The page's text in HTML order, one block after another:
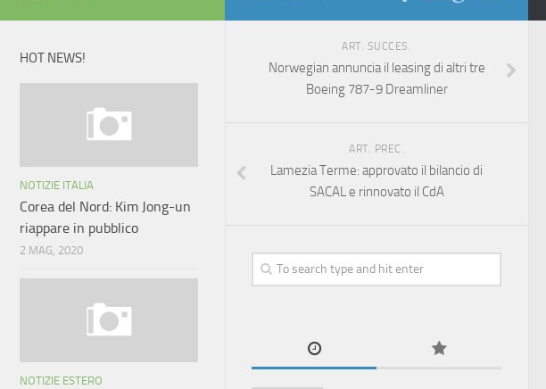
ART. SUCCES.
Norwegian annuncia il leasing di altri tre
Boeing 787-9 Dreamliner
ART. PREC.
Lamezia Terme: approvato il bilancio di
SACAL e rinnovato il CdA
HOT NEWS!
NOTIZIE ITALIA
Corea del Nord: Kim Jong-un
riappare in pubblico
2 MAG, 2020
NOTIZIE ESTERO